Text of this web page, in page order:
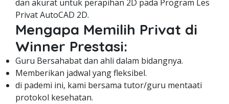
dan akurat untuk perapihan 2D pada Program Les
Privat AutoCAD 2D.
Mengapa Memilih Privat di
Winner Prestasi:
Guru Bersahabat dan ahli dalam bidangnya.
Memberikan jadwal yang fleksibel.
di pademi ini, kami bersama tutor/guru mentaati
protokol kesehatan.